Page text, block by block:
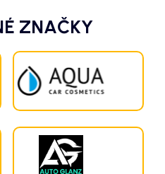
ZNAČKY